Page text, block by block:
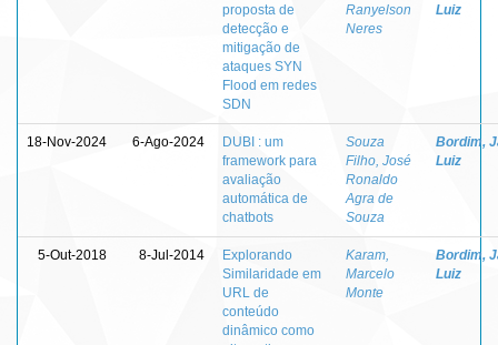
proposta de
detecção e
mitigação de
ataques SYN
Flood em redes
SDN
Ranyelson
Neres
Luiz
18-Nov-2024 6-Ago-2024
DUBI : um
framework para
avaliação
automática de
chatbots
Souza
Filho, José
Ronaldo
Agra de
Souza
Bordim,
Luiz
5-Out-2018 8-Jul-2014
Explorando
Similaridade em
URL de
conteúdo
dinâmico como
Karam,
Marcelo
Monte
Bordim,
Luiz